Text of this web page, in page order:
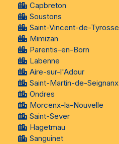
Capbreton
Soustons
Saint-Vincent-de-Tyrosse
Mimizan
Parentis-en-Born
Labenne
Aire-sur-l'Adour
Saint-Martin-de-Seignanx
Ondres
Morcenx-la-Nouvelle
Saint-Sever
Hagetmau
Sanguinet